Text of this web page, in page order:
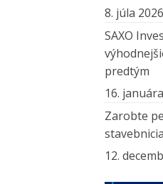
8. júla 2026
SAXO
predtým
16.
Zarobte
12.